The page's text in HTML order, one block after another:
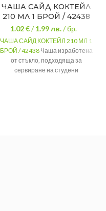
ЧАША САЙД КОКТЕЙЛ
210 МЛ 1 БРОЙ / 42438
1.02 €/1.99лв./ бр.
ЧАША САЙД КОКТЕЙЛ 210 МЛ 1
БРОЙ / 42438Чаша изработена
от стъкло, подходяща за
сервиране на студени